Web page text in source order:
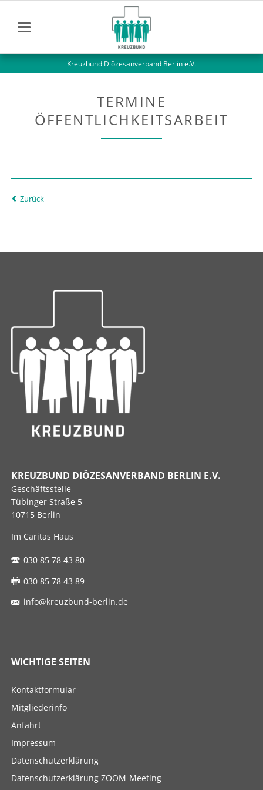
Kreuzbund Diözesanverband Berlin e.V.
TERMINE
ÖFFENTLICHKEITSARBEIT
Zurück
KREUZBUND DIÖZESANVERBAND BERLIN E.V.
Geschäftsstelle
Tübinger Straße 5
10715 Berlin
Im Caritas Haus
030 85 78 43 80
030 85 78 43 89
info@kreuzbund-berlin.de
WICHTIGE SEITEN
Navigation
Kontaktformular
Mitgliederinfo
Anfahrt
Impressum
Datenschutzerklärung
Datenschutzerklärung ZOOM-Meeting